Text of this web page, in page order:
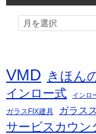
VMD きほん
インロー式 インロ
ガラスFIX建具 ガラス
サービスカウン